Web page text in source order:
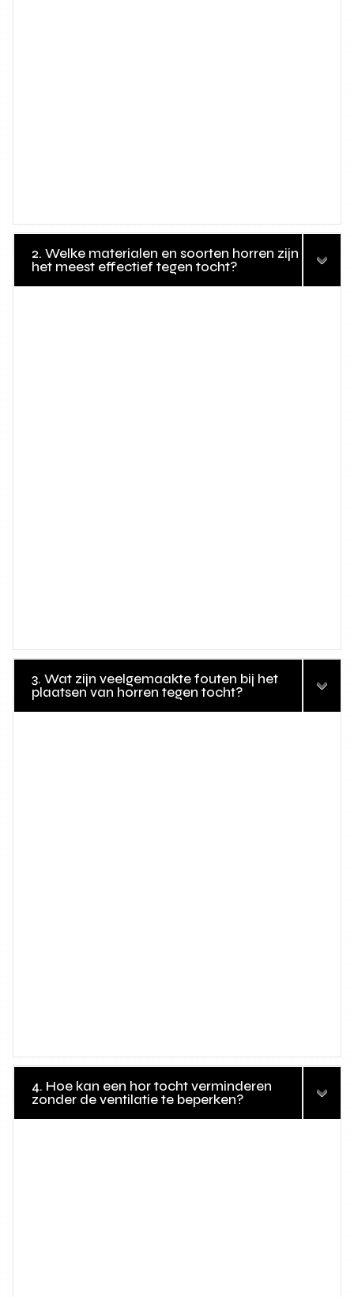
2. Welke materialen en soorten horren zijn
het meest effectief tegen tocht?
3. Wat zijn veelgemaakte fouten bij het
plaatsen van horren tegen tocht?
4. Hoe kan een hor tocht verminderen
zonder de ventilatie te beperken?